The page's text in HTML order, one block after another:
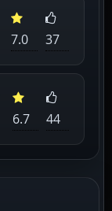
7.0 37
6.7 44